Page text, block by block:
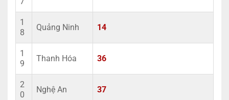
1
8
Quảng Ninh 14
1
9
Thanh Hóa 36
2
0
Nghệ An 37